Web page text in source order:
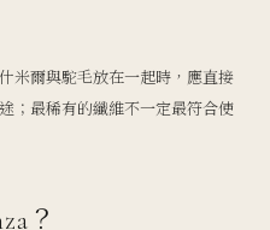
米爾與駝毛放在一起時，應直接
；最稀有的纖維不一定最符合使
？